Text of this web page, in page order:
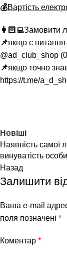
💰Вартість
👩🏻‍💻Замовити
📌якщо є
@ad_club_shop
📌якщо точно
https://t.me/
Новіші
Наявність самої
винуватість
Назад
Залишити
Ваша e-mail
поля позначені *
Коментар *